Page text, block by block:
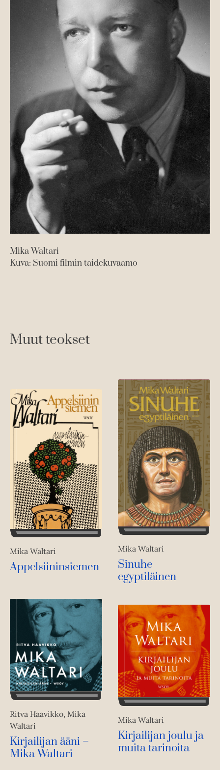
Mika Waltari
Kuva: Suomi filmin taidekuvaamo
Muut teokset
Mika Waltari
Appelsiininsiemen
Mika Waltari
Sinuhe
egyptiläinen
Ritva Haavikko, Mika
Waltari
Kirjailijan ääni –
Mika Waltari
Mika Waltari
Kirjailijan joulu ja
muita tarinoita